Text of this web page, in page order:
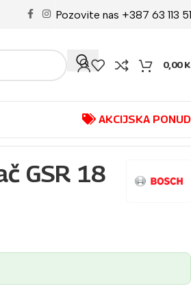
Pozovite nas +387 63 113
0,00
AKCIJSKA
GSR 18